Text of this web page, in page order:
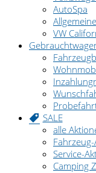
AutoSpa
VW
SALE
alle
Service-
Camping